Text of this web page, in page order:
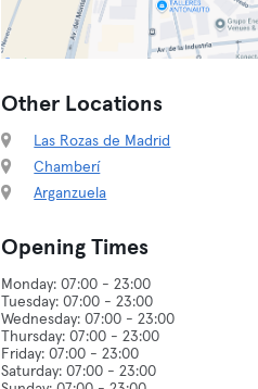
Other Locations
Las Rozas de Madrid
Chamberí
Arganzuela
Opening Times
Monday: 07:00 - 23:00
Tuesday: 07:00 - 23:00
Wednesday: 07:00 - 23:00
Thursday: 07:00 - 23:00
Friday: 07:00 - 23:00
Saturday: 07:00 - 23:00